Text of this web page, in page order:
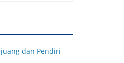
dan Pendiri